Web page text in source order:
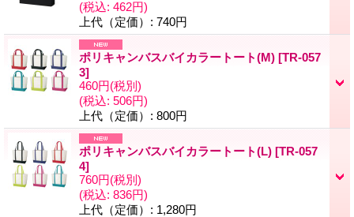
(税込: 462円)
上代（定価） : 740円
ポリキャンバスバイカラートート(M) [TR-057
3]
460円(税別)
(税込: 506円)
上代（定価） : 800円
ポリキャンバスバイカラートート(L) [TR-057
4]
760円(税別)
(税込: 836円)
上代（定価） : 1,280円